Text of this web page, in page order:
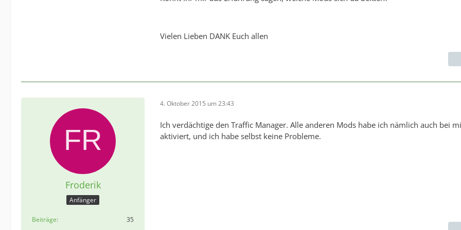
Vielen Lieben DANK Euch allen
Froderik
Anfänger
Beiträge 35
4. Oktober 2015 um 23:43
Ich verdächtige den Traffic Manager. Alle anderen Mods habe ich nämlich auch bei
aktiviert, und ich habe selbst keine Probleme.